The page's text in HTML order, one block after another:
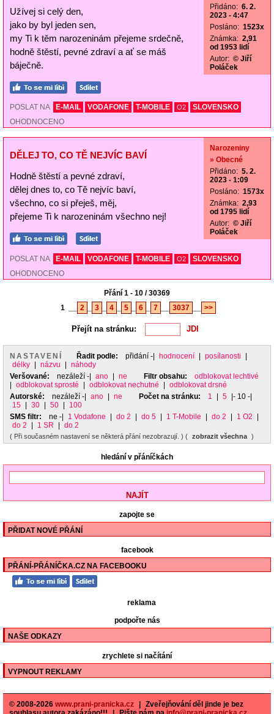
Užívej si celý den,
jako by byl jeden sen,
my Ti k těm narozeninám přejeme srdečně,
hodně štěstí, pevné zdraví a ať se máš
báječně.
Přidáno: 6. 2.
2023 - 4:47
Posláno: 1523x
Známka: 2,91
od 1953 lidí
Autor: © Jiří
Poláček
POSLAT NA E-MAIL VODAFONE T-MOBILE O2
SLOVENSKO
OHODNOCENO
DĚLEJ TO, CO TĚ NEJVÍC BAVÍ
Hodně štěstí a pevné zdraví,
dělej dnes to, co Tě nejvíc baví,
všechno, co si přeješ, měj,
přejeme Ti k narozeninám všechno nej!
Narozeniny
» Obecné
Přidáno: 5. 2.
2023 - 1:09
Posláno: 1573x
Známka: 2,93
od 1795 lidí
Autor: © Jiří
Poláček
POSLAT NA E-MAIL VODAFONE T-MOBILE O2
SLOVENSKO
OHODNOCENO
Přání 1 - 10 / 30369
1
2 3 4 5 6 7 3037 >>
Přejít na stránku:
NASTAVENÍ Řadit podle: přidání -| hodnocení posílanosti
délky
názvu
náhody
Veršované:
nezáleží -| ano ne Filtr obsahu:
odblokovat lechtivé
odblokovat sprosté odblokovat nechutné
odblokovat drsné
Autorské:
nezáleží -| ano ne Počet na stránku: 1 5
|- 10 -|
15
30 50
100
SMS filtr:
ne -| 1 Vodafone do 2 do 5 1 T-Mobile do 2 1 O2
do 2
1 SR do 2
( Při současném nastavení se některá přání nezobrazují. ) ( zobrazit všechna )
hledání v přáníčkách
zapojte se
PŘIDAT NOVÉ PŘÁNÍ
facebook
PŘÁNÍ-PŘÁNÍČKA.CZ NA FACEBOOKU
reklama
podpořte nás
NAŠE ODKAZY
zrychlete si načítání
VYPNOUT REKLAMY
© 2008-2026 www.prani-pranicka.cz
Zveřejňování děl jinde je bez